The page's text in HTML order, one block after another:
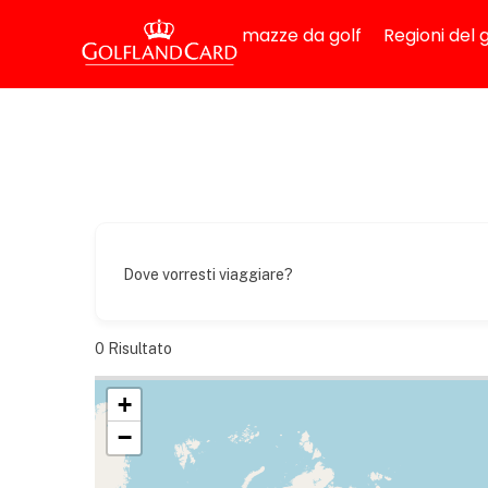
mazze da golf Regioni del
Dove vorresti viaggiare?
0 Risultato
+
−